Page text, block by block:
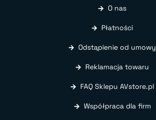
O nas
Płatności
Odstąpienie od umowy
Reklamacja towaru
FAQ Sklepu AVstore.pl
Współpraca dla firm